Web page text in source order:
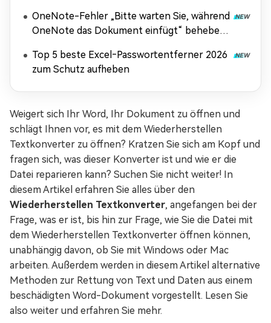
OneNote-Fehler „Bitte warten Sie, während
OneNote das Dokument einfügt“ beheben
Top 5 beste Excel‑Passwortentferner 2026
zum Schutz aufheben
Weigert sich Ihr Word, Ihr Dokument zu öffnen und
schlägt Ihnen vor, es mit dem Wiederherstellen
Textkonverter zu öffnen? Kratzen Sie sich am Kopf und
fragen sich, was dieser Konverter ist und wie er die
Datei reparieren kann? Suchen Sie nicht weiter! In
diesem Artikel erfahren Sie alles über den
Wiederherstellen Textkonverter, angefangen bei der
Frage, was er ist, bis hin zur Frage, wie Sie die Datei mit
dem Wiederherstellen Textkonverter öffnen können,
unabhängig davon, ob Sie mit Windows oder Mac
arbeiten. Außerdem werden in diesem Artikel alternative
Methoden zur Rettung von Text und Daten aus einem
beschädigten Word-Dokument vorgestellt. Lesen Sie
also weiter und erfahren Sie mehr.